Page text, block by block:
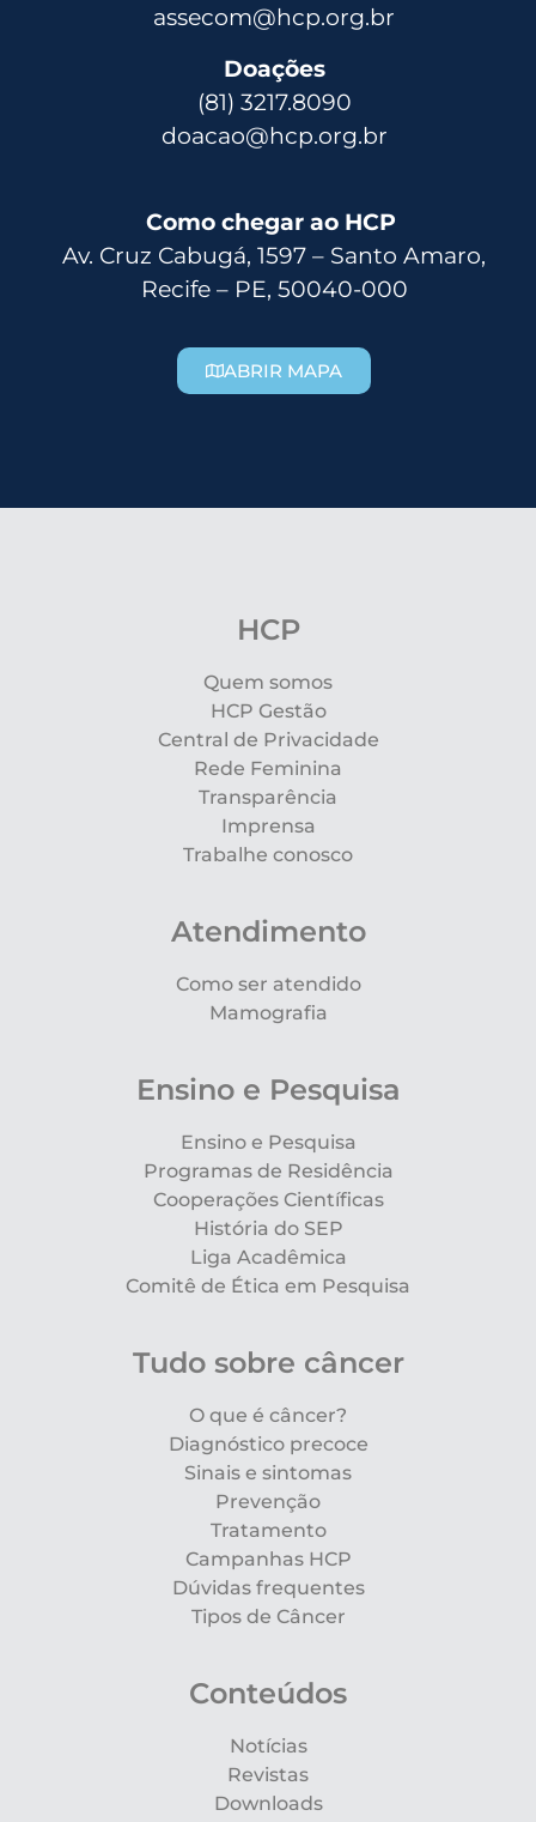
assecom@hcp.org.br
Doações
(81) 3217.8090
doacao@hcp.org.br
Como chegar ao HCP
Av. Cruz Cabugá, 1597 – Santo Amaro,
Recife – PE, 50040-000
ABRIR MAPA
HCP
Quem somos
HCP Gestão
Central de Privacidade
Rede Feminina
Transparência
Imprensa
Trabalhe conosco
Atendimento
Como ser atendido
Mamografia
Ensino e Pesquisa
Ensino e Pesquisa
Programas de Residência
Cooperações Científicas
História do SEP
Liga Acadêmica
Comitê de Ética em Pesquisa
Tudo sobre câncer
O que é câncer?
Diagnóstico precoce
Sinais e sintomas
Prevenção
Tratamento
Campanhas HCP
Dúvidas frequentes
Tipos de Câncer
Conteúdos
Notícias
Revistas
Downloads